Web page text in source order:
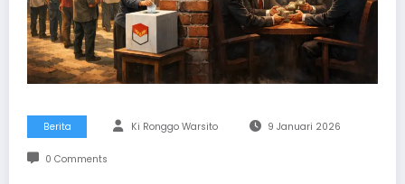
Berita Ki Ronggo Warsito 9 Januari 2026
0 Comments